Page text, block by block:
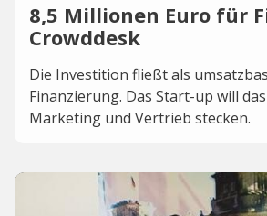
8,5 Millionen Euro für
Crowddesk
Die Investition fließt als
Finanzierung. Das Start-up will
Marketing und Vertrieb stecken.